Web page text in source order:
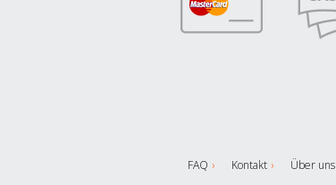
FAQ Kontakt Über uns